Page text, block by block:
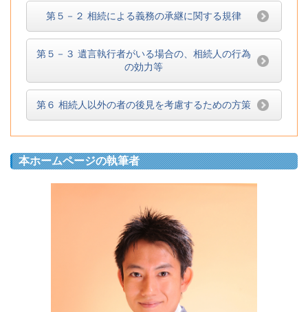
第５－２ 相続による義務の承継に関する規律
第５－３ 遺言執行者がいる場合の、相続人の行為
の効力等
第６ 相続人以外の者の後見を考慮するための方策
本ホームページの執筆者